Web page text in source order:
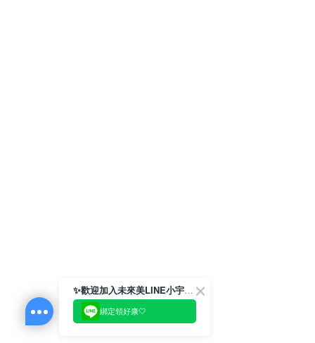
✨歡迎加入未來美LINE小宇宙💫
綁定領好康🤍